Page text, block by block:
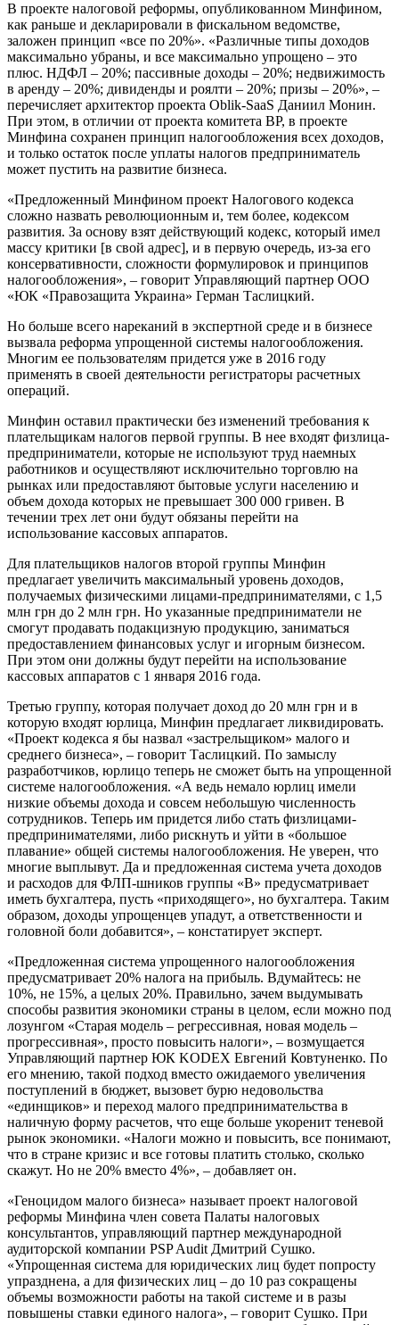
В проекте налоговой реформы, опубликованном Минфином,
как раньше и декларировали в фискальном ведомстве,
заложен принцип «все по 20%». «Различные типы доходов
максимально убраны, и все максимально упрощено – это
плюс. НДФЛ – 20%; пассивные доходы – 20%; недвижимость
в аренду – 20%; дивиденды и роялти – 20%; призы – 20%», –
перечисляет архитектор проекта Oblik-SaaS Даниил Монин.
При этом, в отличии от проекта комитета ВР, в проекте
Минфина сохранен принцип налогообложения всех доходов,
и только остаток после уплаты налогов предприниматель
может пустить на развитие бизнеса.
«Предложенный Минфином проект Налогового кодекса
сложно назвать революционным и, тем более, кодексом
развития. За основу взят действующий кодекс, который имел
массу критики [в свой адрес], и в первую очередь, из-за его
консервативности, сложности формулировок и принципов
налогообложения», – говорит Управляющий партнер ООО
«ЮК «Правозащита Украина» Герман Таслицкий.
Но больше всего нареканий в экспертной среде и в бизнесе
вызвала реформа упрощенной системы налогообложения.
Многим ее пользователям придется уже в 2016 году
применять в своей деятельности регистраторы расчетных
операций.
Минфин оставил практически без изменений требования к
плательщикам налогов первой группы. В нее входят физлица-
предприниматели, которые не используют труд наемных
работников и осуществляют исключительно торговлю на
рынках или предоставляют бытовые услуги населению и
объем дохода которых не превышает 300 000 гривен. В
течении трех лет они будут обязаны перейти на
использование кассовых аппаратов.
Для плательщиков налогов второй группы Минфин
предлагает увеличить максимальный уровень доходов,
получаемых физическими лицами-предпринимателями, с 1,5
млн грн до 2 млн грн. Но указанные предприниматели не
смогут продавать подакцизную продукцию, заниматься
предоставлением финансовых услуг и игорным бизнесом.
При этом они должны будут перейти на использование
кассовых аппаратов с 1 января 2016 года.
Третью группу, которая получает доход до 20 млн грн и в
которую входят юрлица, Минфин предлагает ликвидировать.
«Проект кодекса я бы назвал «застрельщиком» малого и
среднего бизнеса», – говорит Таслицкий. По замыслу
разработчиков, юрлицо теперь не сможет быть на упрощенной
системе налогообложения. «А ведь немало юрлиц имели
низкие объемы дохода и совсем небольшую численность
сотрудников. Теперь им придется либо стать физлицами-
предпринимателями, либо рискнуть и уйти в «большое
плавание» общей системы налогообложения. Не уверен, что
многие выплывут. Да и предложенная система учета доходов
и расходов для ФЛП-шников группы «В» предусматривает
иметь бухгалтера, пусть «приходящего», но бухгалтера. Таким
образом, доходы упрощенцев упадут, а ответственности и
головной боли добавится», – констатирует эксперт.
«Предложенная система упрощенного налогообложения
предусматривает 20% налога на прибыль. Вдумайтесь: не
10%, не 15%, а целых 20%. Правильно, зачем выдумывать
способы развития экономики страны в целом, если можно под
лозунгом «Старая модель – регрессивная, новая модель –
прогрессивная», просто повысить налоги», – возмущается
Управляющий партнер ЮК KODEX Евгений Ковтуненко. По
его мнению, такой подход вместо ожидаемого увеличения
поступлений в бюджет, вызовет бурю недовольства
«единщиков» и переход малого предпринимательства в
наличную форму расчетов, что еще больше укоренит теневой
рынок экономики. «Налоги можно и повысить, все понимают,
что в стране кризис и все готовы платить столько, сколько
скажут. Но не 20% вместо 4%», – добавляет он.
«Геноцидом малого бизнеса» называет проект налоговой
реформы Минфина член совета Палаты налоговых
консультантов, управляющий партнер международной
аудиторской компании PSP Audit Дмитрий Сушко.
«Упрощенная система для юридических лиц будет попросту
упразднена, а для физических лиц – до 10 раз сокращены
объемы возможности работы на такой системе и в разы
повышены ставки единого налога», – говорит Сушко. При